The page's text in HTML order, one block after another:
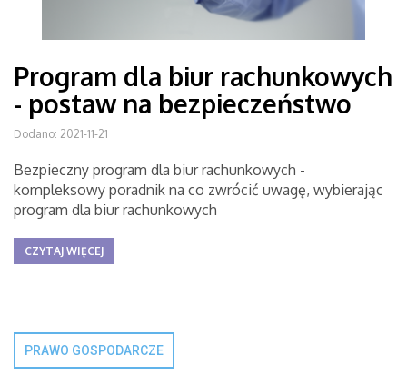
Program dla biur rachunkowych
- postaw na bezpieczeństwo
Dodano: 2021-11-21
Bezpieczny program dla biur rachunkowych -
kompleksowy poradnik na co zwrócić uwagę, wybierając
program dla biur rachunkowych
CZYTAJ WIĘCEJ
PRAWO GOSPODARCZE